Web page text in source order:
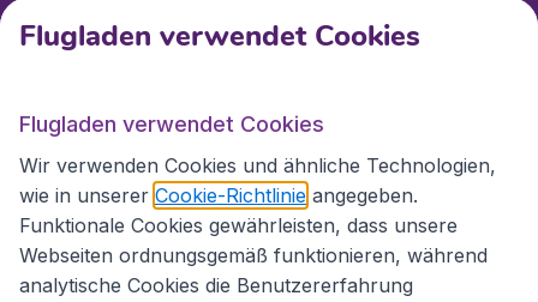
Internationale Webseiten
Folgen Sie uns:
Flugladen verwendet Cookies
Flugladen verwendet Cookies
Wir verwenden Cookies und ähnliche Technologien,
wie in unserer Cookie-Richtlinie angegeben.
Funktionale Cookies gewährleisten, dass unsere
Webseiten ordnungsgemäß funktionieren, während
analytische Cookies die Benutzererfahrung